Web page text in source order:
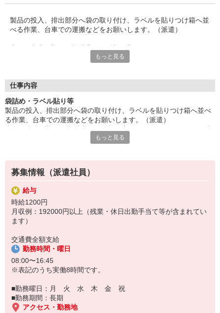
製品の投入、排出部分へ袋の取り付け、ラベルを貼りつけ箱へ並
べる作業、台車での運搬などをお願いします。（派遣）
■お友達紹介キャンペーン！デジタルギフト3000円分プレゼント
『テクノ・サービス』は、派遣業界大手スタッフサービスグルー
プです。
全国にあるお仕事の中から、一人ひとりのスキルや希望条件に応
じたお仕事をご案内します。
登録方法は、【オンライン】【電話】【登録会来場】の3つから
選べます♪
★★履歴書・証明写真は不要！★★
また、ご登録済の方はお仕事の紹介がスムーズです。
ご応募お待ちしています。
もっと見る
仕事内容
袋詰め・ラベル貼り等
製品の投入、排出部分へ袋の取り付け、ラベルを貼りつけ箱へ並べ
る作業、台車での運搬などをお願いします。（派遣）
＊簡単作業です
＊座り仕事です
もっと見る
募集情報（派遣社員）
給与
時給1200円
月収例：192000円以上（残業・休日出勤手当て等が含まれてい
ます）
交通費全額支給
勤務時間・曜日
08:00〜16:45
※表記のうち実働8時間です。
■勤務曜日：月 火 水 木 金 祝
■勤務期間：長期
アクセス・勤務地